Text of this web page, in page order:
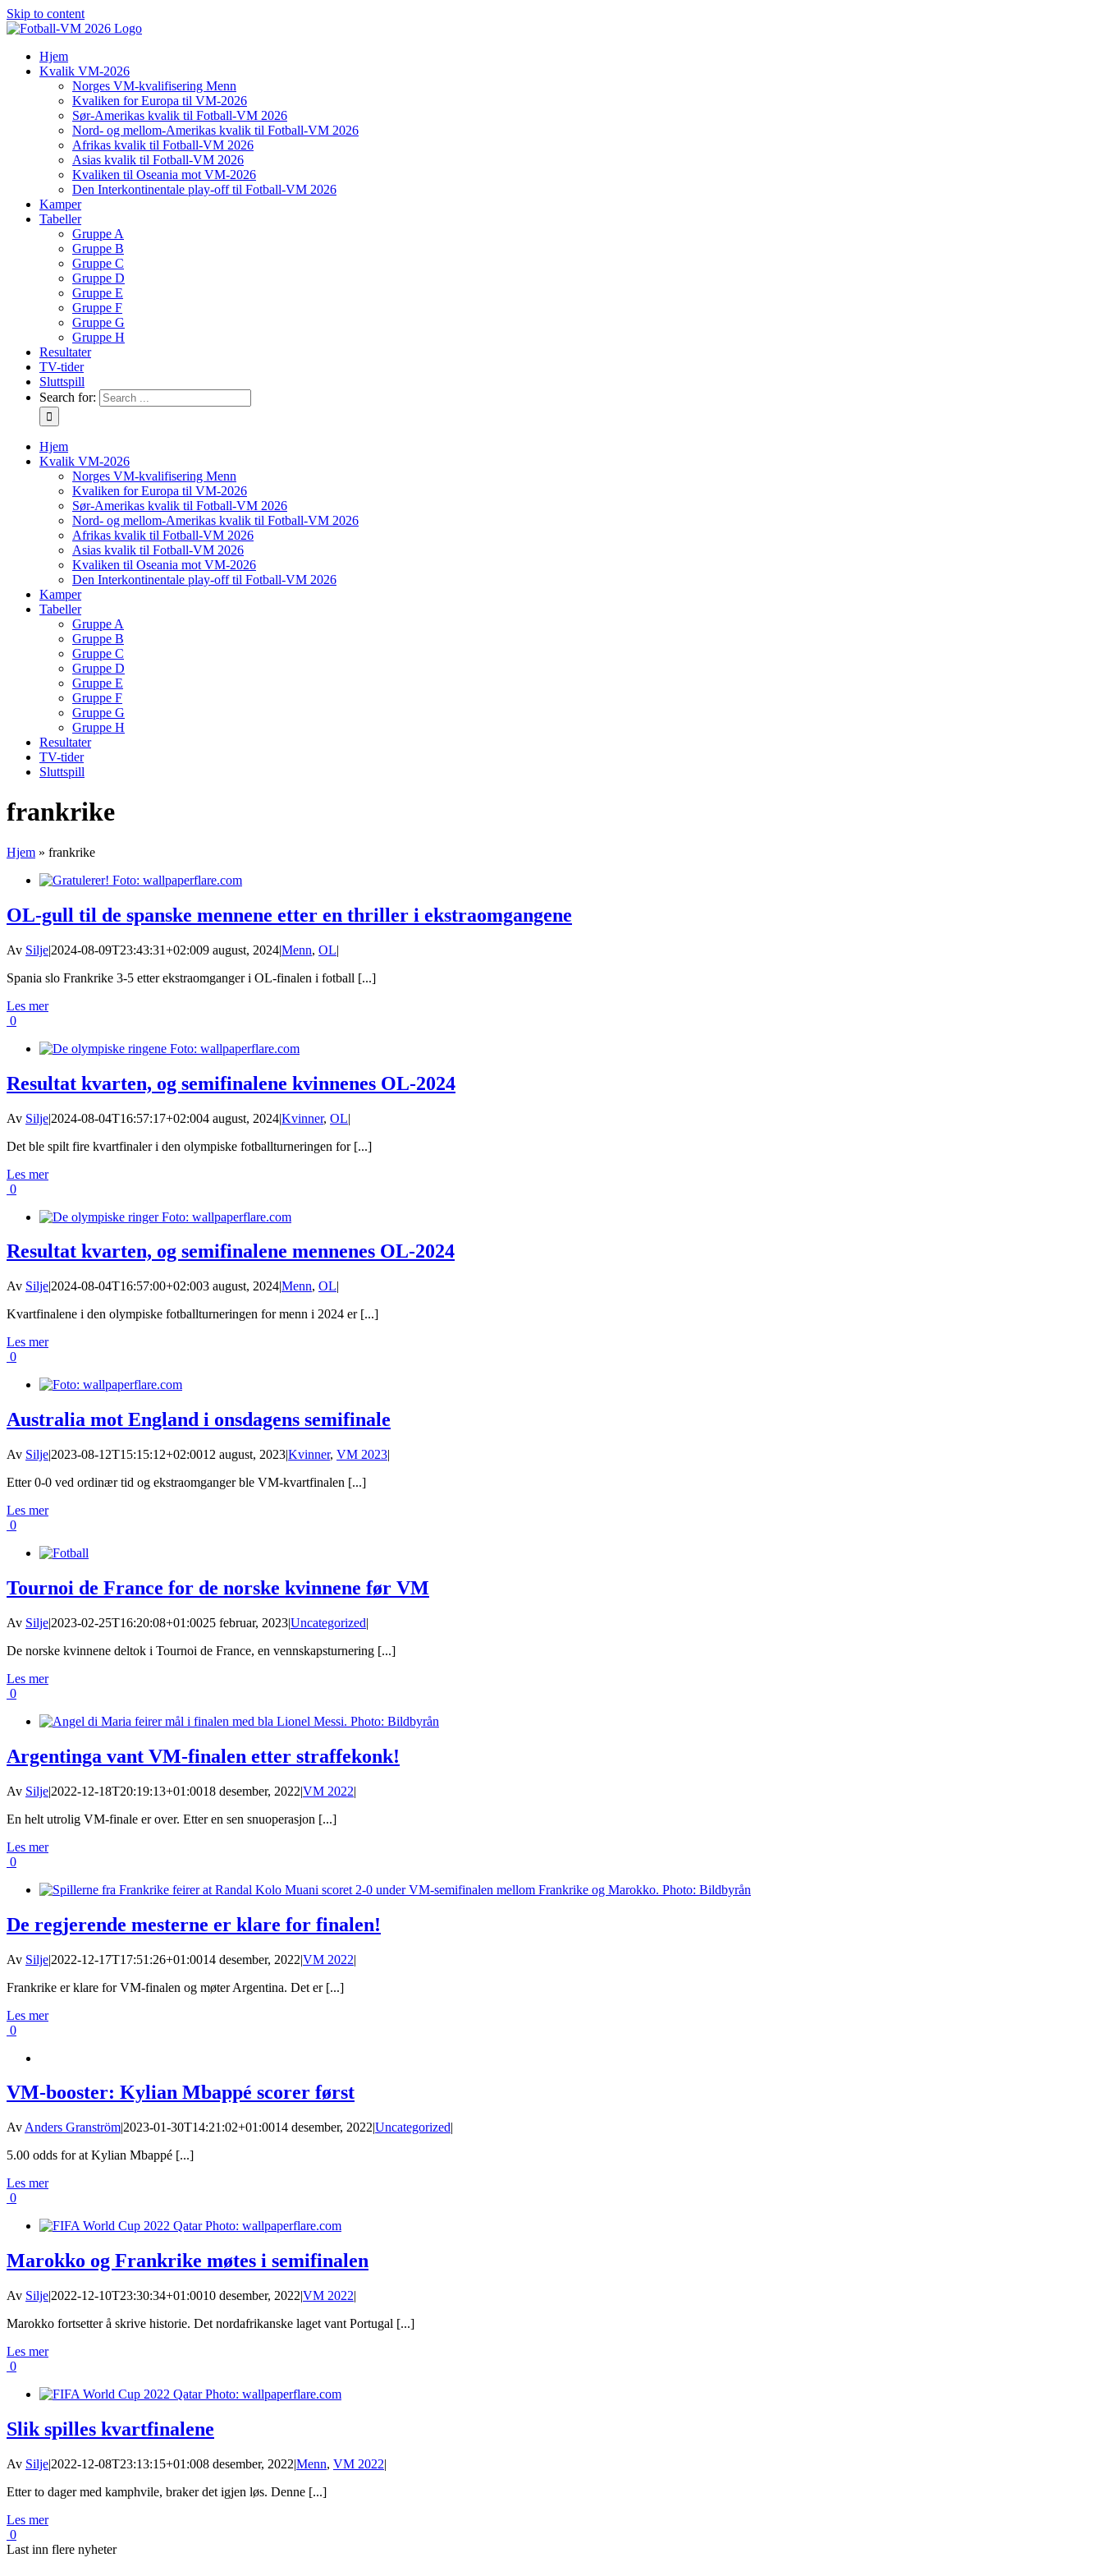
Skip to content
Hjem
Kvalik VM-2026
Norges VM-kvalifisering Menn
Kvaliken for Europa til VM-2026
Sør-Amerikas kvalik til Fotball-VM 2026
Nord- og mellom-Amerikas kvalik til Fotball-VM 2026
Afrikas kvalik til Fotball-VM 2026
Asias kvalik til Fotball-VM 2026
Kvaliken til Oseania mot VM-2026
Den Interkontinentale play-off til Fotball-VM 2026
Kamper
Tabeller
Gruppe A
Gruppe B
Gruppe C
Gruppe D
Gruppe E
Gruppe F
Gruppe G
Gruppe H
Resultater
TV-tider
Sluttspill
Search for:
Hjem
Kvalik VM-2026
Norges VM-kvalifisering Menn
Kvaliken for Europa til VM-2026
Sør-Amerikas kvalik til Fotball-VM 2026
Nord- og mellom-Amerikas kvalik til Fotball-VM 2026
Afrikas kvalik til Fotball-VM 2026
Asias kvalik til Fotball-VM 2026
Kvaliken til Oseania mot VM-2026
Den Interkontinentale play-off til Fotball-VM 2026
Kamper
Tabeller
Gruppe A
Gruppe B
Gruppe C
Gruppe D
Gruppe E
Gruppe F
Gruppe G
Gruppe H
Resultater
TV-tider
Sluttspill
frankrike
Hjem » frankrike
OL-gull til de spanske mennene etter en thriller i ekstraomgangene
Av Silje|2024-08-09T23:43:31+02:009 august, 2024|Menn, OL|
Spania slo Frankrike 3-5 etter ekstraomganger i OL-finalen i fotball [...]
Les mer
0
Resultat kvarten, og semifinalene kvinnenes OL-2024
Av Silje|2024-08-04T16:57:17+02:004 august, 2024|Kvinner, OL|
Det ble spilt fire kvartfinaler i den olympiske fotballturneringen for [...]
Les mer
0
Resultat kvarten, og semifinalene mennenes OL-2024
Av Silje|2024-08-04T16:57:00+02:003 august, 2024|Menn, OL|
Kvartfinalene i den olympiske fotballturneringen for menn i 2024 er [...]
Les mer
0
Australia mot England i onsdagens semifinale
Av Silje|2023-08-12T15:15:12+02:0012 august, 2023|Kvinner, VM 2023|
Etter 0-0 ved ordinær tid og ekstraomganger ble VM-kvartfinalen [...]
Les mer
0
Tournoi de France for de norske kvinnene før VM
Av Silje|2023-02-25T16:20:08+01:0025 februar, 2023|Uncategorized|
De norske kvinnene deltok i Tournoi de France, en vennskapsturnering [...]
Les mer
0
Argentinga vant VM-finalen etter straffekonk!
Av Silje|2022-12-18T20:19:13+01:0018 desember, 2022|VM 2022|
En helt utrolig VM-finale er over. Etter en sen snuoperasjon [...]
Les mer
0
De regjerende mesterne er klare for finalen!
Av Silje|2022-12-17T17:51:26+01:0014 desember, 2022|VM 2022|
Frankrike er klare for VM-finalen og møter Argentina. Det er [...]
Les mer
0
VM-booster: Kylian Mbappé scorer først
Av Anders Granström|2023-01-30T14:21:02+01:0014 desember, 2022|Uncategorized|
5.00 odds for at Kylian Mbappé [...]
Les mer
0
Marokko og Frankrike møtes i semifinalen
Av Silje|2022-12-10T23:30:34+01:0010 desember, 2022|VM 2022|
Marokko fortsetter å skrive historie. Det nordafrikanske laget vant Portugal [...]
Les mer
0
Slik spilles kvartfinalene
Av Silje|2022-12-08T23:13:15+01:008 desember, 2022|Menn, VM 2022|
Etter to dager med kamphvile, braker det igjen løs. Denne [...]
Les mer
0
Last inn flere nyheter